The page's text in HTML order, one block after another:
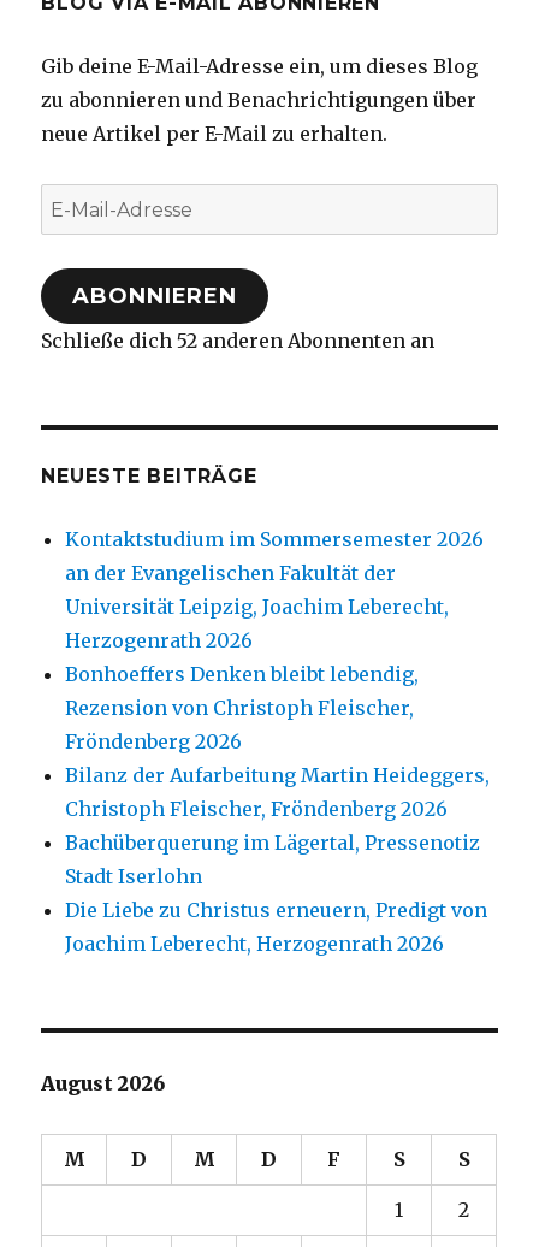
Gib deine E-Mail-Adresse ein, um dieses Blog
zu abonnieren und Benachrichtigungen über
neue Artikel per E-Mail zu erhalten.
E-
Mail-
Adresse
ABONNIEREN
Schließe dich 52 anderen Abonnenten an
NEUESTE BEITRÄGE
Kontaktstudium im Sommersemester 2026
an der Evangelischen Fakultät der
Universität Leipzig, Joachim Leberecht,
Herzogenrath 2026
Bonhoeffers Denken bleibt lebendig,
Rezension von Christoph Fleischer,
Fröndenberg 2026
Bilanz der Aufarbeitung Martin Heideggers,
Christoph Fleischer, Fröndenberg 2026
Bachüberquerung im Lägertal, Pressenotiz
Stadt Iserlohn
Die Liebe zu Christus erneuern, Predigt von
Joachim Leberecht, Herzogenrath 2026
August 2026
M D M D F S S
1 2